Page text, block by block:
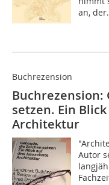
an,
Buchrezension
Buchrezension:
setzen. Ein
Architektur
Autor